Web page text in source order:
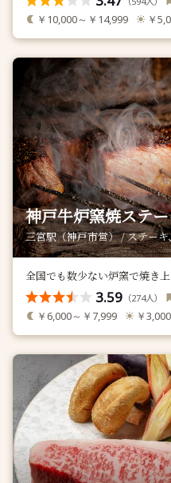
￥10,000～￥14,999 ￥
神戸牛炉窯焼ステ
三宮駅（神戸市営） / ステー
全国でも数少ない炉窯で焼き上
3.59 （274人）
￥6,000～￥7,999 ￥